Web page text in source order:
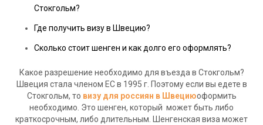
Стокгольм?
Где получить визу в Швецию?
Сколько стоит шенген и как долго его оформлять?
Какое разрешение необходимо для въезда в Стокгольм?
Швеция стала членом ЕС в 1995 г. Поэтому если вы едете в
Стокгольм, то визу для россиян в Швециюоформить
необходимо. Это шенген, который может быть либо
краткосрочным, либо длительным. Шенгенская виза может